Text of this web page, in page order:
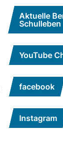
Aktuelle
Schulleben
YouTube
facebook
Instagram